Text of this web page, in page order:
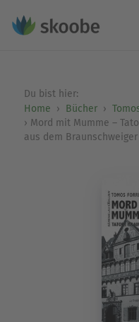
Du bist hier:
Home
Bücher
Mord mit Mumme –
aus dem